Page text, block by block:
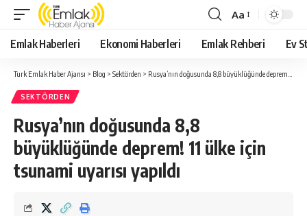
Yazı
Tipi
Boyutlandırıcı
Aa
Emlak Haberleri Ekonomi Haberleri Emlak Rehberi Ev
Turk Emlak Haber Ajansı > Blog > Sektörden > Rusya’nın doğusunda 8,8 büyüklüğünde deprem! 11 ülke için tsunami uyarısı yapıldı
SEKTÖRDEN
Rusya’nın doğusunda 8,8
büyüklüğünde deprem! 11 ülke için
tsunami uyarısı yapıldı